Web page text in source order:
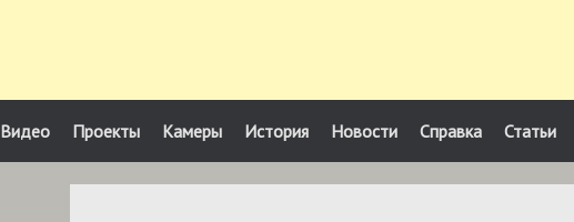
Видео Проекты Камеры История Новости Справка Статьи